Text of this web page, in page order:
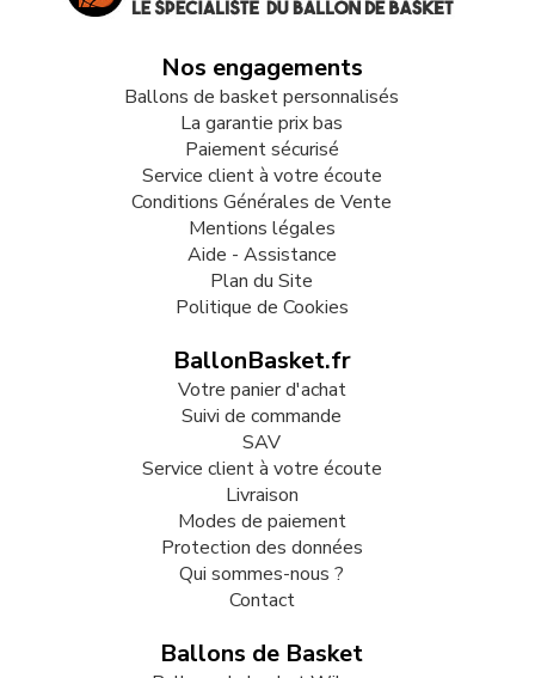
Nos engagements
Ballons de basket personnalisés
La garantie prix bas
Paiement sécurisé
Service client à votre écoute
Conditions Générales de Vente
Mentions légales
Aide - Assistance
Plan du Site
Politique de Cookies
BallonBasket.fr
Votre panier d'achat
Suivi de commande
SAV
Service client à votre écoute
Livraison
Modes de paiement
Protection des données
Qui sommes-nous ?
Contact
Ballons de Basket